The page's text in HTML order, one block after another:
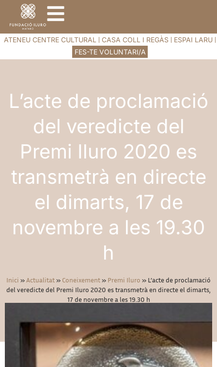
ATENEU CENTRE CULTURAL CASA COLL I REGÀS
ESPAI LARU
FES-TE VOLUNTARI/A
L’acte de proclamació
del veredicte del
Premi Iluro 2020 es
transmetrà en directe
el dimarts, 17 de
novembre a les 19.30
h
Inici »Actualitat» Coneixement» Premi Iluro » L’acte de proclamació
del veredicte del Premi Iluro 2020 es transmetrà en directe el dimarts,
17 de novembre a les 19.30 h